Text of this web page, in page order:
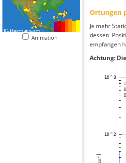
Animation
Ortungen
Je mehr
dessen
empfangen
Achtung: